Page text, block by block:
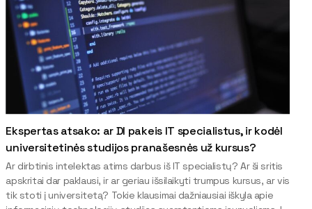
Ekspertas atsako: ar DI pakeis IT specialistus, ir kodėl
universitetinės studijos pranašesnės už kursus?
Ar dirbtinis intelektas atims darbus iš IT specialistų? Ar ši sritis
apskritai dar paklausi, ir ar geriau išsilaikyti trumpus kursus, ar vis
tik stoti į universitetą? Tokie klausimai dažniausiai iškyla apie